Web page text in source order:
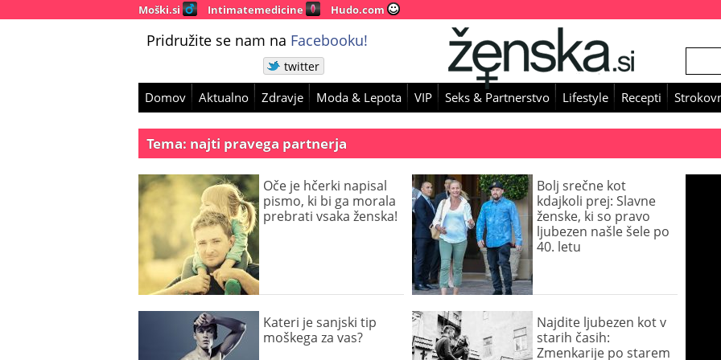
Moški.si Intimatemedicine Hudo.com
Pridružite se nam na Facebooku!
twitter
Domov Aktualno Zdravje Moda & Lepota VIP Seks & Partnerstvo Lifestyle Recepti
Tema: najti pravega partnerja
Oče je hčerki napisal
pismo, ki bi ga morala
prebrati vsaka ženska!
Bolj srečne kot
kdajkoli prej: Slavne
ženske, ki so pravo
ljubezen našle šele po
40. letu
Kateri je sanjski tip
moškega za vas?
Najdite ljubezen kot v
starih časih:
Zmenkarije po starem